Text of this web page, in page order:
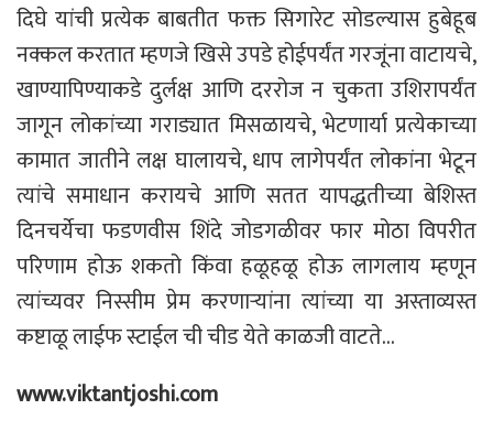
दिघे यांची प्रत्येक बाबतीत फक्त सिगारेट सोडल्यास हुबेहूब
नक्कल करतात म्हणजे खिसे उपडे होईपर्यंत गरजूंना वाटायचे,
खाण्यापिण्याकडे दुर्लक्ष आणि दररोज न चुकता उशिरापर्यंत
जागून लोकांच्या गराड्यात मिसळायचे, भेटणार्या प्रत्येकाच्या
कामात जातीने लक्ष घालायचे, धाप लागेपर्यंत लोकांना भेटून
त्यांचे समाधान करायचे आणि सतत यापद्धतीच्या बेशिस्त
दिनचर्येचा फडणवीस शिंदे जोडगळीवर फार मोठा विपरीत
परिणाम होऊ शकतो किंवा हळूहळू होऊ लागलाय म्हणून
त्यांच्यवर निस्सीम प्रेम करणाऱ्यांना त्यांच्या या अस्ताव्यस्त
कष्टाळू लाईफ स्टाईल ची चीड येते काळजी वाटते…
www.viktantjoshi.com